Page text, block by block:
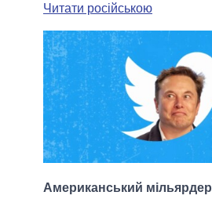
ВСІ ПЕРСОНИ
Читати російською
Американський мільярдер